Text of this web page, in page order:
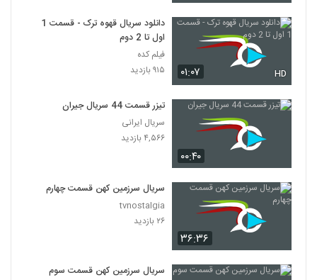
۰۱:۰۷ HD
دانلود سریال قهوه ترک - قسمت 1
اول تا 2 دوم
فیلم کده
۹۱۵ بازدید
۰۰:۴۰
تیزر قسمت 44 سریال جیران
سریال ایرانی
۴,۵۶۶ بازدید
۳۶:۳۶
سریال سرزمین کهن قسمت چهارم
tvnostalgia
۲۶ بازدید
سریال سرزمین کهن قسمت سوم